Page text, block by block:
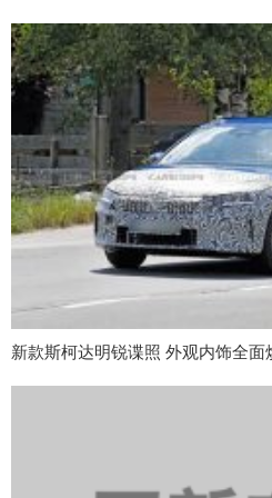
新款斯柯达明锐谍照 外观内饰全面